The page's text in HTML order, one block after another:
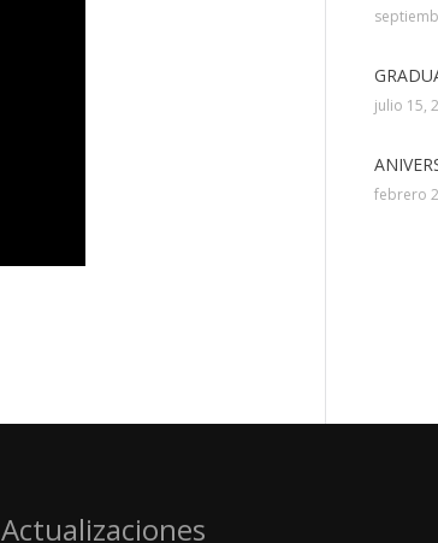
julio 15,
febrero
Actualizaciones